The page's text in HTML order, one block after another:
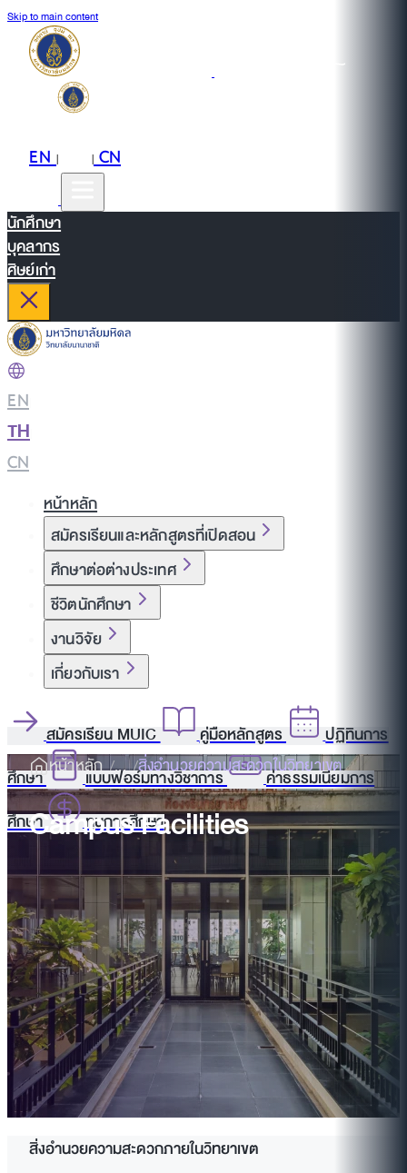
Skip to main content
EN| |CN
นักศึกษา
บุคลากร
ศิษย์เก่า
EN
TH
CN
หน้าหลัก
สมัครเรียนและหลักสูตรที่เปิดสอน
ศึกษาต่อต่างประเทศ
ชีวิตนักศึกษา
งานวิจัย
เกี่ยวกับเรา
สมัครเรียน MUIC คู่มือหลักสูตร
ปฏิทินการ
ศึกษา
แบบฟอร์มทางวิชาการ
ค่าธรรมเนียมการ
ศึกษา
ทุนการศึกษา
หน้าหลัก สิ่งอำนวยความสะดวกในวิทยาเขต
Campus Facilities
สิ่งอำนวยความสะดวกภายในวิทยาเขต